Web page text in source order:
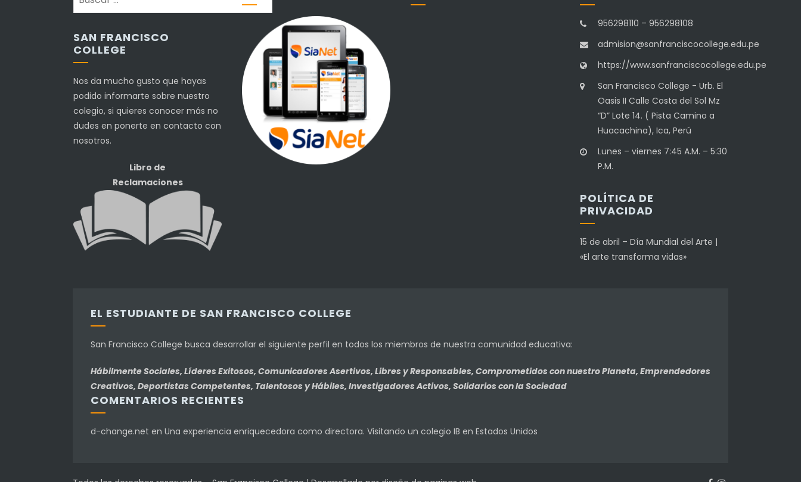
SAN FRANCISCO
COLLEGE
Nos da mucho gusto que hayas
podido informarte sobre nuestro
colegio, si quieres conocer más no
dudes en ponerte en contacto con
nosotros.
Libro de
Reclamaciones
956298110 – 956298108
admision@sanfranciscocollege.edu.pe
https://www.sanfranciscocollege.edu.pe
San Francisco College - Urb. El
Oasis II Calle Costa del Sol Mz
“D” Lote 14. ( Pista Camino a
Huacachina), Ica, Perú
Lunes – viernes 7:45 A.M. – 5:30
P.M.
POLÍTICA DE
PRIVACIDAD
15 de abril – Día Mundial del Arte |
«El arte transforma vidas»
EL ESTUDIANTE DE SAN FRANCISCO COLLEGE
San Francisco College busca desarrollar el siguiente perfil en todos los miembros de nuestra comunidad educativa:
Hábilmente Sociales, Líderes Exitosos, Comunicadores Asertivos, Libres y Responsables, Comprometidos con nuestro Planeta, Emprendedores
Creativos, Deportistas Competentes, Talentosos y Hábiles, Investigadores Activos, Solidarios con la Sociedad
COMENTARIOS RECIENTES
d-change.net en Una experiencia enriquecedora como directora. Visitando un colegio IB en Estados Unidos